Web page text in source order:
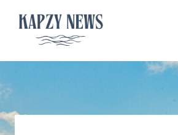
contenu